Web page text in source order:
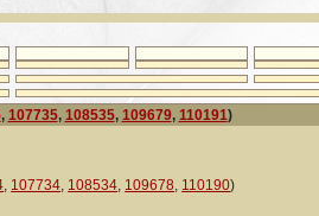
, 107735, 108535, 109679, 110191)
, 107734, 108534, 109678, 110190)